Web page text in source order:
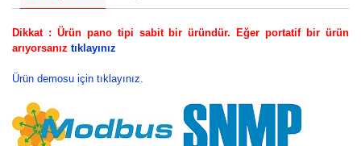
Dikkat : Ürün pano tipi sabit bir üründür. Eğer portatif bir ürün
arıyorsanız tıklayınız
Ürün demosu için tıklayınız.